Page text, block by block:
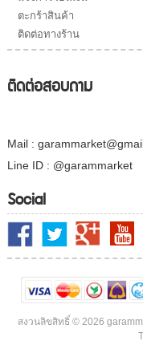
ตะกร้าสินค้า
ติดต่อทางร้าน
ติดต่อสอบถาม
Mail :
Line ID : @garammarket
Social
สงวนลิขสิทธิ์ © 2026